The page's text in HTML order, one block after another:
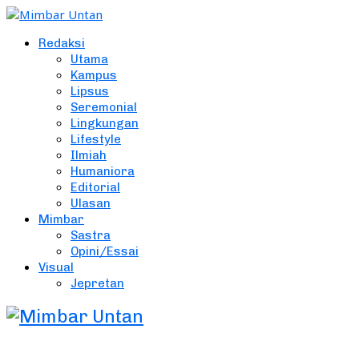
Redaksi
Utama
Kampus
Lipsus
Seremonial
Lingkungan
Lifestyle
Ilmiah
Humaniora
Editorial
Ulasan
Mimbar
Sastra
Opini/Essai
Visual
Jepretan